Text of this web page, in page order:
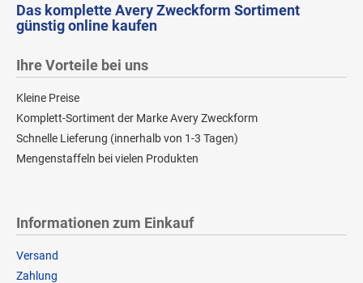
Das komplette Avery Zweckform Sortiment
günstig online kaufen
Ihre Vorteile bei uns
Kleine Preise
Komplett-Sortiment der Marke Avery Zweckform
Schnelle Lieferung (innerhalb von 1-3 Tagen)
Mengenstaffeln bei vielen Produkten
Informationen zum Einkauf
Versand
Zahlung